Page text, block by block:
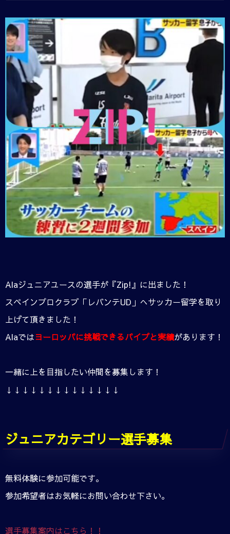
Alaジュニアユースの選手が『Zip!』に出ました！
スペインプロクラブ「レバンテUD」へサッカー留学を取り
上げて頂きました！
Alaではヨーロッパに挑戦できるパイプと実績があります！
一緒に上を目指したい仲間を募集します！
↓↓↓↓↓↓↓↓↓↓↓↓↓↓
ジュニアカテゴリー選手募集
無料体験に参加可能です。
参加希望者はお気軽にお問い合わせ下さい。
選手募集案内はこちら！！